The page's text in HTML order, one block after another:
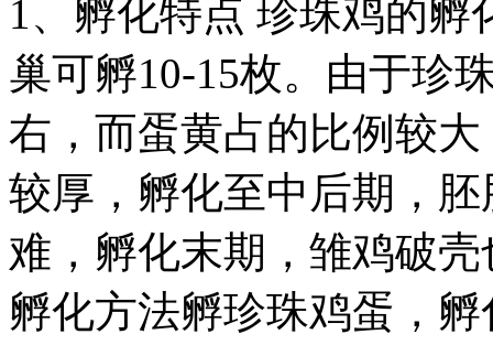
1、孵化特点 珍珠鸡的孵
巢可孵10-15枚。由于珍
右，而蛋黄占的比例较
较厚，孵化至中后期，
难，孵化末期，雏鸡破
孵化方法孵珍珠鸡蛋，